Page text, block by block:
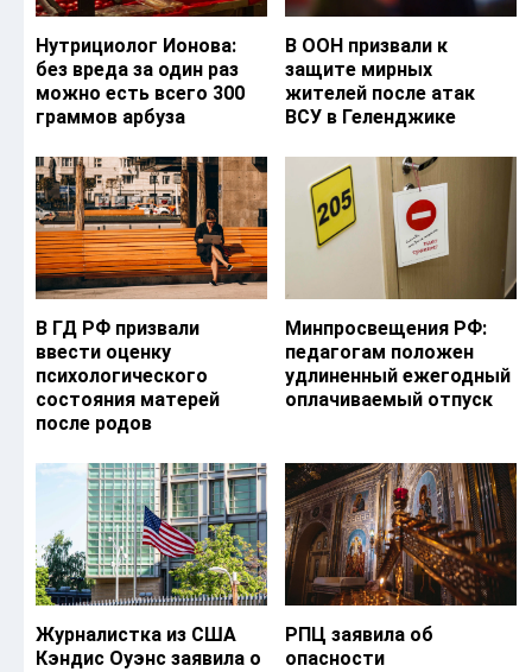
Нутрициолог Ионова:
без вреда за один раз
можно есть всего 300
граммов арбуза
В ООН призвали к
защите мирных
жителей после атак
ВСУ в Геленджике
В ГД РФ призвали
ввести оценку
психологического
состояния матерей
после родов
Минпросвещения РФ:
педагогам положен
удлиненный ежегодный
оплачиваемый отпуск
Журналистка из США
Кэндис Оуэнс заявила о
РПЦ заявила об
опасности